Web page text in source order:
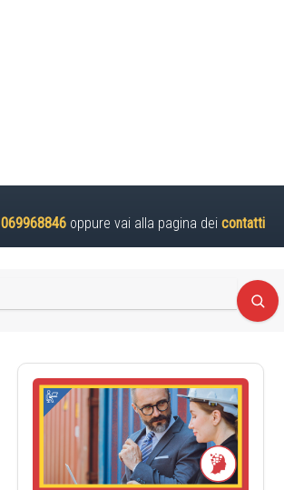
069968846oppure vai alla pagina dei contatti